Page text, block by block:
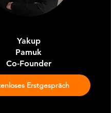
Yakup
Pamuk
Co-Founder
Erstgespräch